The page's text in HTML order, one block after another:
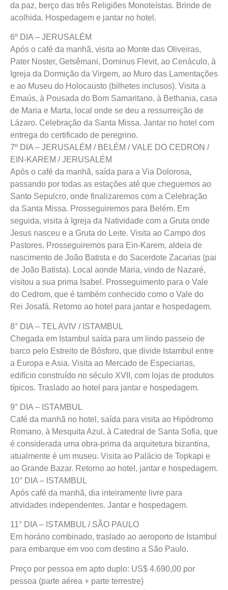
da paz, berço das três Religiões Monoteístas. Brinde de
acolhida. Hospedagem e jantar no hotel.
6º DIA – JERUSALÉM
Após o café da manhã, visita ao Monte das Oliveiras,
Pater Noster, Getsêmani, Dominus Flevit, ao Cenáculo, à
Igreja da Dormição da Virgem, ao Muro das Lamentações
e ao Museu do Holocausto (bilhetes inclusos). Visita a
Emaús, à Pousada do Bom Samaritano, à Bethania, casa
de Maria e Marta, local onde se deu a ressurreição de
Lázaro. Celebração da Santa Missa. Jantar no hotel com
entrega do certificado de peregrino.
7º DIA – JERUSALÉM / BELÉM / VALE DO CEDRON /
EIN-KAREM / JERUSALÉM
Após o café da manhã, saída para a Via Dolorosa,
passando por todas as estações até que cheguemos ao
Santo Sepulcro, onde finalizaremos com a Celebração
da Santa Missa. Prosseguiremos para Belém. Em
seguida, visita à Igreja da Natividade com a Gruta onde
Jesus nasceu e a Gruta do Leite. Visita ao Campo dos
Pastores. Prosseguiremos para Ein-Karem, aldeia de
nascimento de João Batista e do Sacerdote Zacarias (pai
de João Batista). Local aonde Maria, vindo de Nazaré,
visitou a sua prima Isabel. Prosseguimento para o Vale
do Cedrom, que é também conhecido como o Vale do
Rei Josafá. Retorno ao hotel para jantar e hospedagem.
8° DIA – TEL AVIV / ISTAMBUL
Chegada em Istambul saída para um lindo passeio de
barco pelo Estreito de Bósforo, que divide Istambul entre
a Europa e Asia. Visita ao Mercado de Especiarias,
edifício construído no século XVII, com lojas de produtos
típicos. Traslado ao hotel para jantar e hospedagem.
9° DIA – ISTAMBUL
Café da manhã no hotel, saída para visita ao Hipódromo
Romano, à Mesquita Azul, à Catedral de Santa Sofia, que
é considerada uma obra-prima da arquitetura bizantina,
atualmente é um museu. Visita ao Palácio de Topkapi e
ao Grande Bazar. Retorno ao hotel, jantar e hospedagem.
10° DIA – ISTAMBUL
Após café da manhã, dia inteiramente livre para
atividades independentes. Jantar e hospedagem.
11° DIA – ISTAMBUL / SÃO PAULO
Em horário combinado, traslado ao aeroporto de Istambul
para embarque em voo com destino a São Paulo.
Preço por pessoa em apto duplo: US$ 4.690,00 por
pessoa (parte aérea + parte terrestre)